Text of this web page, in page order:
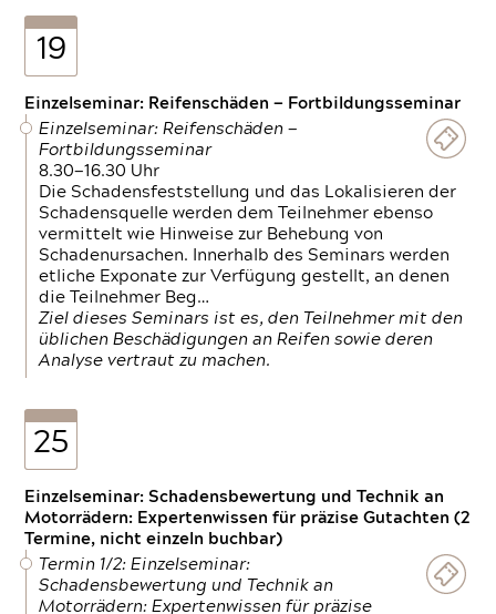
19
Einzelseminar: Reifenschäden — Fortbildungsseminar
Einzelseminar: Reifenschäden —
Fortbildungsseminar
8.30—16.30 Uhr
Die Schadensfeststellung und das Lokalisieren der
Schadensquelle werden dem Teilnehmer ebenso
vermittelt wie Hinweise zur Behebung von
Schadenursachen. Innerhalb des Seminars werden
etliche Exponate zur Verfügung gestellt, an denen
die Teilnehmer Beg…
Ziel dieses Seminars ist es, den Teilnehmer mit den
üblichen Beschädigungen an Reifen sowie deren
Analyse vertraut zu machen.
25
Einzelseminar: Schadensbewertung und Technik an
Motorrädern: Expertenwissen für präzise Gutachten (2
Termine, nicht einzeln buchbar)
Termin 1/2: Einzelseminar:
Schadensbewertung und Technik an
Motorrädern: Expertenwissen für präzise